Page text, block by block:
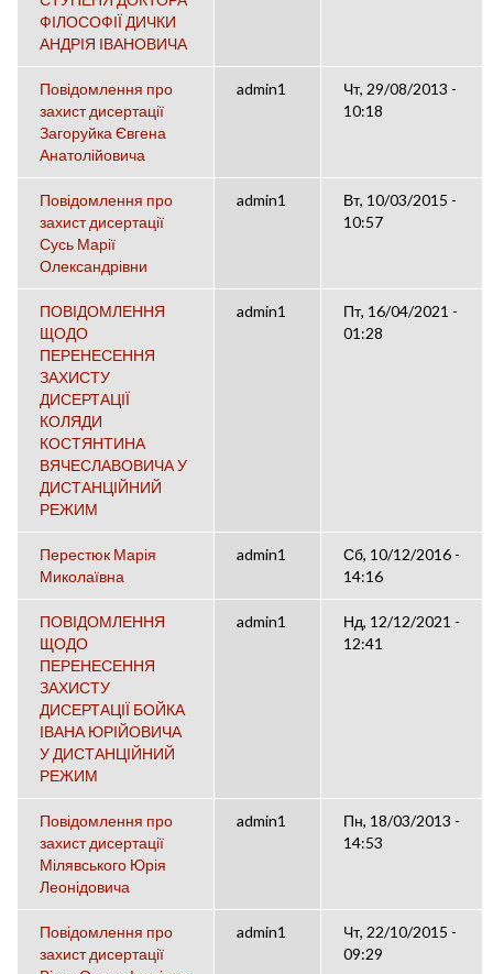
ФІЛОСОФІЇ ДИЧКИ
АНДРІЯ ІВАНОВИЧА
Повідомлення про
захист дисертації
Загоруйка Євгена
Анатолійовича
admin1
Чт, 29/08/2013 -
10:18
Повідомлення про
захист дисертації
Сусь Марії
Олександрівни
admin1
Вт, 10/03/2015 -
10:57
ПОВІДОМЛЕННЯ
ЩОДО
ПЕРЕНЕСЕННЯ
ЗАХИСТУ
ДИСЕРТАЦІЇ
КОЛЯДИ
КОСТЯНТИНА
ВЯЧЕСЛАВОВИЧА У
ДИСТАНЦІЙНИЙ
РЕЖИМ
admin1
Пт, 16/04/2021 -
01:28
Перестюк Марія
Миколаївна
admin1
Сб, 10/12/2016 -
14:16
ПОВІДОМЛЕННЯ
ЩОДО
ПЕРЕНЕСЕННЯ
ЗАХИСТУ
ДИСЕРТАЦІЇ БОЙКА
ІВАНА ЮРІЙОВИЧА
У ДИСТАНЦІЙНИЙ
РЕЖИМ
admin1
Нд, 12/12/2021 -
12:41
Повідомлення про
захист дисертації
Мілявського Юрія
Леонідовича
admin1
Пн, 18/03/2013 -
14:53
Повідомлення про
захист дисертації
admin1
Чт, 22/10/2015 -
09:29